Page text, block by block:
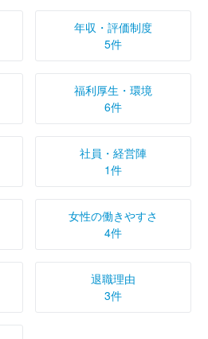
年収・評価制度
5件
福利厚生・環境
6件
社員・経営陣
1件
女性の働きやすさ
4件
退職理由
3件